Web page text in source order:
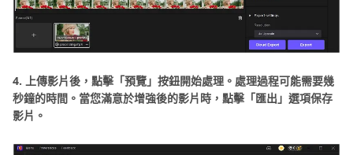
4. 上傳影片後，點擊「預覽」按鈕開始處理。處理過程可能需要幾
秒鐘的時間。當您滿意於增強後的影片時，點擊「匯出」選項保存
影片。